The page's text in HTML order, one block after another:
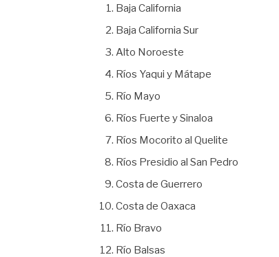
Baja California
Baja California Sur
Alto Noroeste
Ríos Yaqui y Mátape
Río Mayo
Ríos Fuerte y Sinaloa
Ríos Mocorito al Quelite
Ríos Presidio al San Pedro
Costa de Guerrero
Costa de Oaxaca
Río Bravo
Río Balsas